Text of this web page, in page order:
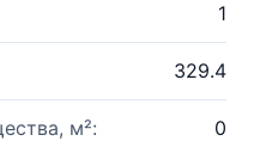
1
329.4
м²: 0